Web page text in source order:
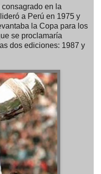
en la
lideró a Perú en 1975 y
la Copa para los
se proclamaría
dos ediciones: 1987 y